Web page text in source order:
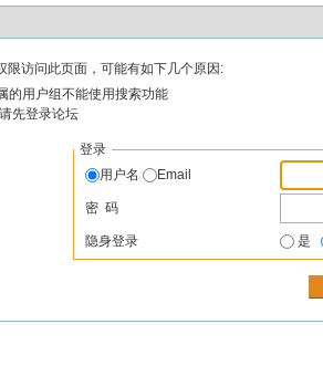
限访问此页面，可能有如下几个原因:
的用户组不能使用搜索功能
先登录论坛
登录
用户名
Email
密 码
隐身登录 是